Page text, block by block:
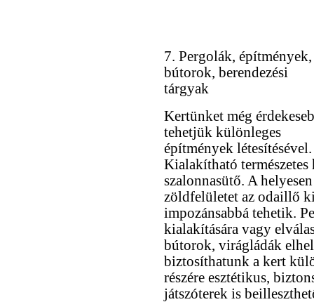
7. Pergolák, építmények,
bútorok, berendezési
tárgyak
Kertünket még
tehetjük különleges
építmények létesítésével.
Kialakítható
szalonnasütő. A
zöldfelületet az odaillő
impozánsabbá tehetik.
kialakítására vagy
bútorok, virágládák
biztosíthatunk a kert
részére esztétikus,
játszóterek is